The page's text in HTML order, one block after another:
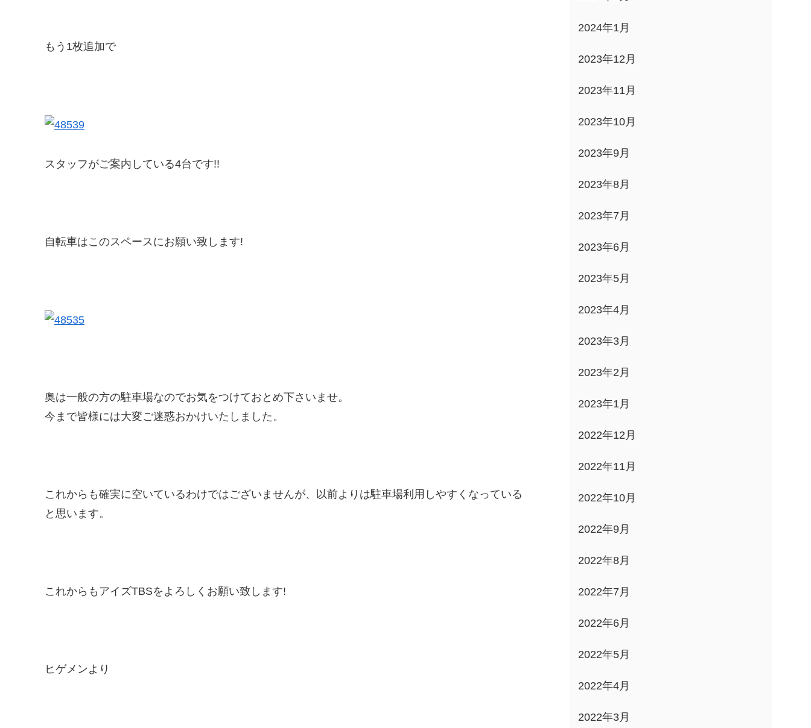
もう1枚追加で
スタッフがご案内している4台です!!
自転車はこのスペースにお願い致します!
奥は一般の方の駐車場なのでお気をつけておとめ下さいませ。
今まで皆様には大変ご迷惑おかけいたしました。
これからも確実に空いているわけではございませんが、以前よりは駐車場利用しやすくなっている
と思います。
これからもアイズTBSをよろしくお願い致します!
ヒゲメンより
2024年1月
2023年12月
2023年11月
2023年10月
2023年9月
2023年8月
2023年7月
2023年6月
2023年5月
2023年4月
2023年3月
2023年2月
2023年1月
2022年12月
2022年11月
2022年10月
2022年9月
2022年8月
2022年7月
2022年6月
2022年5月
2022年4月
2022年3月